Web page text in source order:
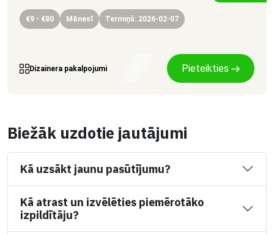
€9 - €80 Mēnesī Termiņš: 2026-02-07
Dizainera pakalpojumi Pieteikties
Biežāk uzdotie jautājumi
Kā uzsākt jaunu pasūtījumu?
Kā atrast un izvēlēties piemērotāko
izpildītāju?